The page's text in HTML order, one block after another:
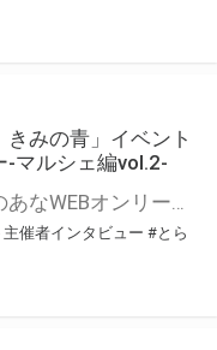
きみの青」イベント
-マルシェ編vol.2-
こんにちは、とらのあなWEBオンリー運営スタッフです。 新たにお届けする、イベント主催者インタビュー-マルシェ編-は、 とらのあなWEBオンリー「マルシェ」をご利用の主催様に 「マルシェ」を使ってイベントを開催した感想や心がけをお聞きする企画です。 今回は、WEBオンリー初開催「駄菓子と唐揚げ、きみの青」より、 主催のぎこ六屋様にお話を伺いました。 協力：ぎこ六屋様／イベント公式Twitter（@krkgwks） とらのあなWEBオンリー「マルシェ」とは？ WEBオンリーでリアルタイムでコミュニケーションがとれるオンライン会場です。
催者インタビュー #とら